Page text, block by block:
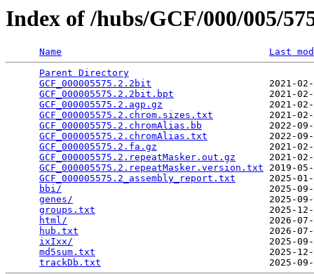
Index of /hubs/GCF/000/005/
Name
Last
Parent Directory
GCF_000005575.2.2bit
2021-
GCF_000005575.2.2bit.bpt
2021-
GCF_000005575.2.agp.gz
2021-
GCF_000005575.2.chrom.sizes.txt
2021-
GCF_000005575.2.chromAlias.bb
2022-
GCF_000005575.2.chromAlias.txt
2022-
GCF_000005575.2.fa.gz
2021-
GCF_000005575.2.repeatMasker.out.gz
2021-
GCF_000005575.2.repeatMasker.version.txt 2019-
GCF_000005575.2_assembly_report.txt
2025-
bbi/
2025-
genes/
2025-
groups.txt
2025-
html/
2026-
hub.txt
2026-
ixIxx/
2025-
md5sum.txt
2025-
trackDb.txt